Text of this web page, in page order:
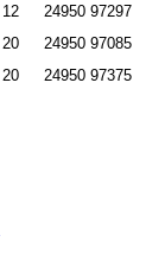
12
24950 97297
20
24950 97085
20 24950 97375